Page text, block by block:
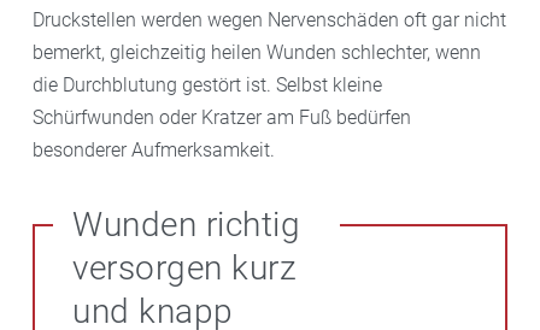
Druckstellen werden wegen Nervenschäden oft gar nicht
bemerkt, gleichzeitig heilen Wunden schlechter, wenn
die Durchblutung gestört ist. Selbst kleine
Schürfwunden oder Kratzer am Fuß bedürfen
besonderer Aufmerksamkeit.
Wunden richtig
versorgen kurz
und knapp